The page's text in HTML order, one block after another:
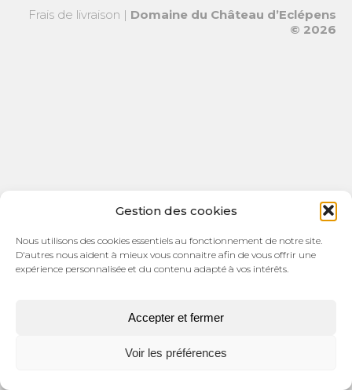
Gestion des cookies
Nous utilisons des cookies essentiels au fonctionnement de notre site.
D'autres nous aident à mieux vous connaitre afin de vous offrir une
expérience personnalisée et du contenu adapté à vos intérêts.
Accepter et fermer
Voir les préférences
Frais de livraison | Domaine du Château d’Eclépens
© 2026